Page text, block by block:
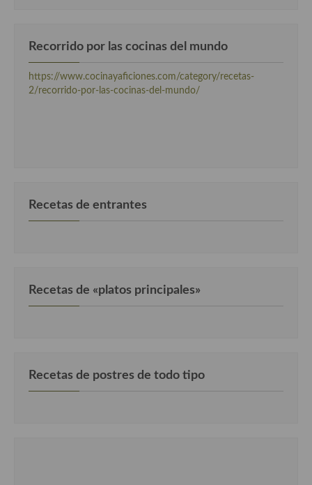
Recorrido por las cocinas del mundo
https://www.cocinayaficiones.com/category/recetas-
2/recorrido-por-las-cocinas-del-mundo/
Recetas de entrantes
Recetas de «platos principales»
Recetas de postres de todo tipo